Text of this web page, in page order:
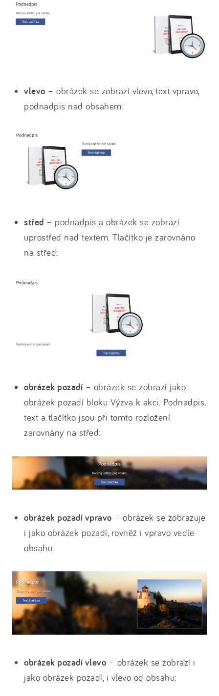
vlevo – obrázek se zobrazí vlevo, text vpravo,
podnadpis nad obsahem:
střed – podnadpis a obrázek se zobrazí
uprostřed nad textem. Tlačítko je zarovnáno
na střed:
obrázek pozadí – obrázek se zobrazí jako
obrázek pozadí bloku Výzva k akci. Podnadpis,
text a tlačítko jsou při tomto rozložení
zarovnány na střed:
obrázek pozadí vpravo – obrázek se zobrazuje
i jako obrázek pozadí, rovněž i vpravo vedle
obsahu:
obrázek pozadí vlevo – obrázek se zobrazí i
jako obrázek pozadí, i vlevo od obsahu: